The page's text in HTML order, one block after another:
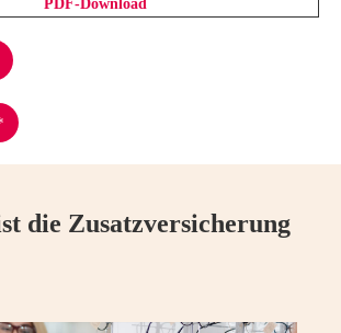
die Zusatzversicherung